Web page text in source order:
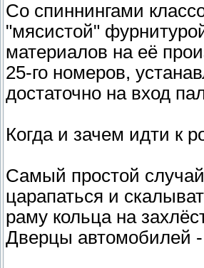
Со спиннингами
"мясистой"
материалов на её
25-го номеров,
достаточно на вход
Когда и зачем идти к
Самый простой
царапаться и
раму кольца на
Дверцы автомобилей